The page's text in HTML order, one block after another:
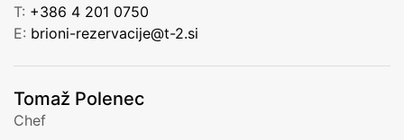
T: +386 4 201 0750
E: brioni-rezervacije@t-2.si
Tomaž Polenec
Chef